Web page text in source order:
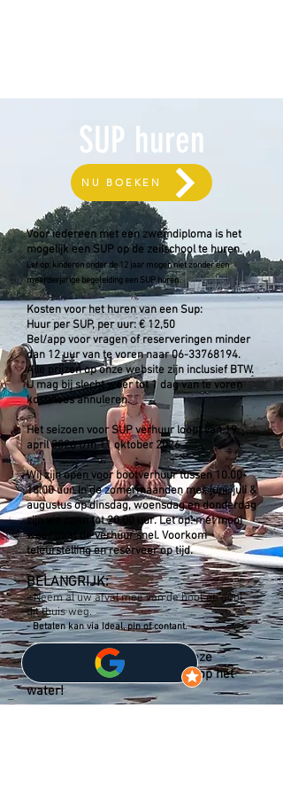
SUP huren
NU BOEKEN
Voor iedereen met een zwemdiploma is het
mogelijk een SUP op de zeilschool te huren.
Let op: kinderen onder de 12 jaar mogen niet zonder een
meerderjarige begeleiding een SUP huren.
Kosten voor het huren van een Sup:
Huur per SUP, per uur: € 12,50
Bel/app voor vragen of reserveringen minder
dan 12 uur van te voren naar06-33768194.
Alle prijzen op onze website zijn inclusief BTW.
U mag bij slecht weer tot 1 dag van te voren
kosteloos annuleren.
Het seizoen voor SUP verhuur loopt van19
april 2026 t/m 11 oktober 2026.
Wij zijn open voor bootverhuur tussen10.00-
18.00uur. In de zomermaanden mei, juni, juli &
augustus op dinsdag, woensdag en donderdag
zijn we open tot 20.00 uur.Let op: met mooi
weer gaat de verhuur snel.Voorkom
teleurstelling en reserveer op tijd.
BELANGRIJK:
-Neem al uw afval mee van de boot en gooi
dit thuis weg.
- Betalen kan via Ideal, pin of contant.
Dank voor uw respect voor deze
afspraken. Geniet van uw tijd op het
water!